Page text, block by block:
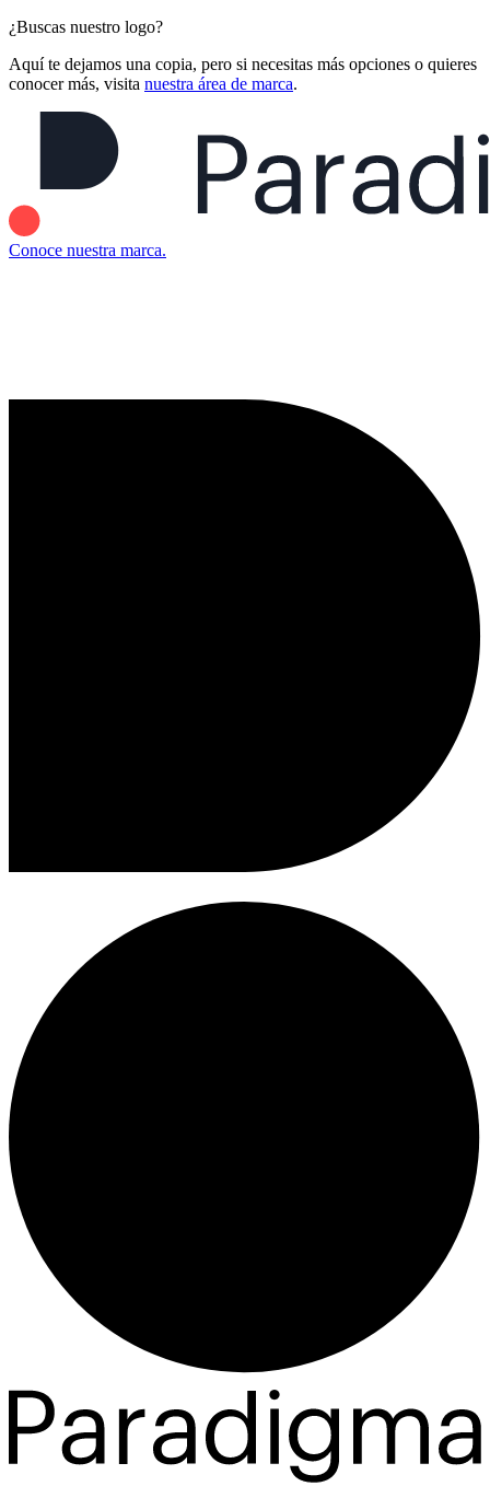
¿Buscas nuestro logo?
Aquí te dejamos una copia, pero si necesitas más opciones o quieres
conocer más, visita nuestra área de marca.
Conoce nuestra marca.